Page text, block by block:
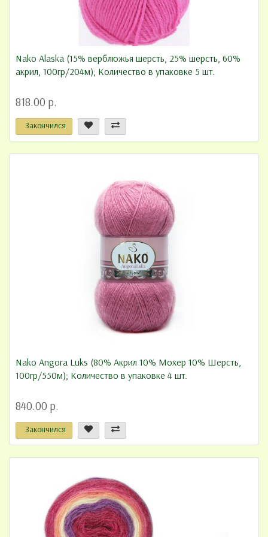
Nako Alaska (15% верблюжья шерсть, 25% шерсть, 60%
акрил, 100гр/204м); Количество в упаковке 5 шт.
818.00 р.
Закончился
Nako Angora Luks (80% Акрил 10% Мохер 10% Шерсть,
100гр/550м); Количество в упаковке 4 шт.
840.00 р.
Закончился